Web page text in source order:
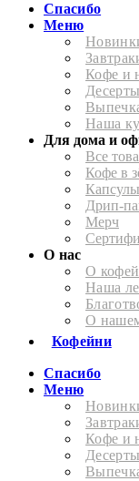
Спасибо
Меню
Кофе и
Десерты
Наша
Для дома и
Все
Кофе в
Дрип-
Мерч
О нас
О
Наша
О
Кофейни
Спасибо
Меню
Кофе и
Десерты